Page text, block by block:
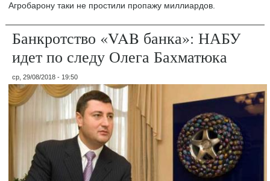
Агробарону таки не простили пропажу миллиардов.
Банкротство «VAB банка»: НАБУ
идет по следу Олега Бахматюка
ср, 29/08/2018 - 19:50